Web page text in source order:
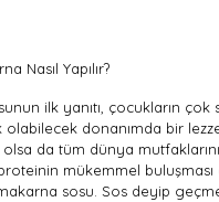
ilk yanıtı, çocukların
donanımda bir
da tüm dünya
mükemmel buluşması
sosu. Sos deyip